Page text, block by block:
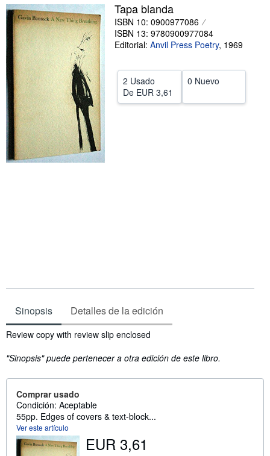
Vendedores
Comenzar a vender
Ayuda
CERRAR
Tapa blanda
ISBN 10: 0900977086
ISBN 13: 9780900977084
Editorial: Anvil Press Poetry, 1969
2 Usado
De EUR 3,61
0 Nuevo
Sinopsis Detalles de la edición
Sinopsis
Review copy with review slip enclosed
"Sinopsis" puede pertenecer a otra edición de este libro.
Comprar usado
Condición: Aceptable
55pp. Edges of covers & text-block...
Ver este artículo
EUR 3,61